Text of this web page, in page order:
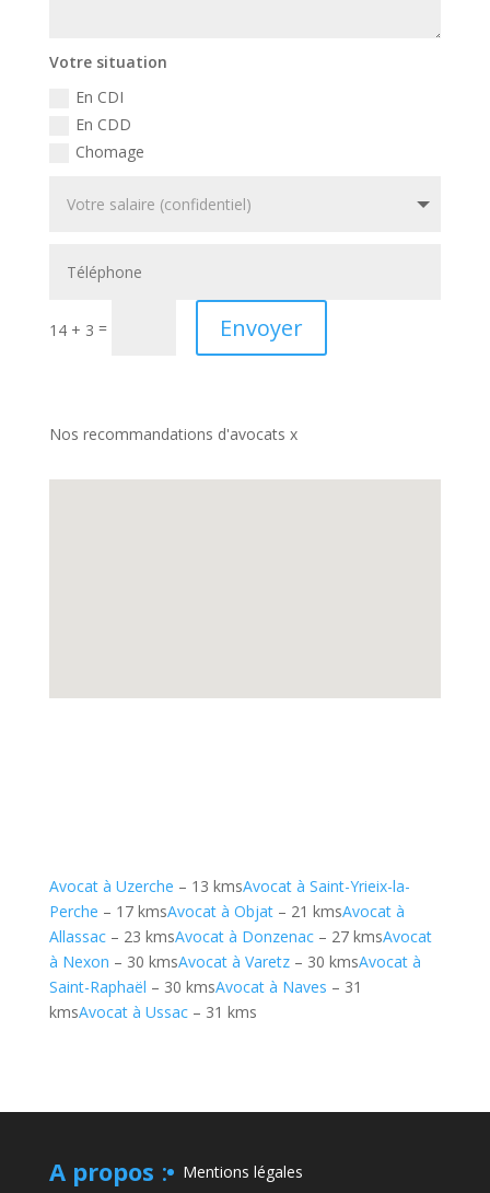
Votre situation
En CDI
En CDD
Chomage
14 + 3 = Envoyer
Nos recommandations d'avocats x
Avocat à Uzerche – 13 kmsAvocat à Saint-Yrieix-la-
Perche – 17 kmsAvocat à Objat– 21 kmsAvocat à
Allassac– 23 kmsAvocat à Donzenac– 27 kmsAvocat
à Nexon – 30 kmsAvocat à Varetz– 30 kmsAvocat à
Saint-Raphaël – 30 kmsAvocat à Naves – 31
kmsAvocat à Ussac– 31 kms
A propos :
Mentions légales